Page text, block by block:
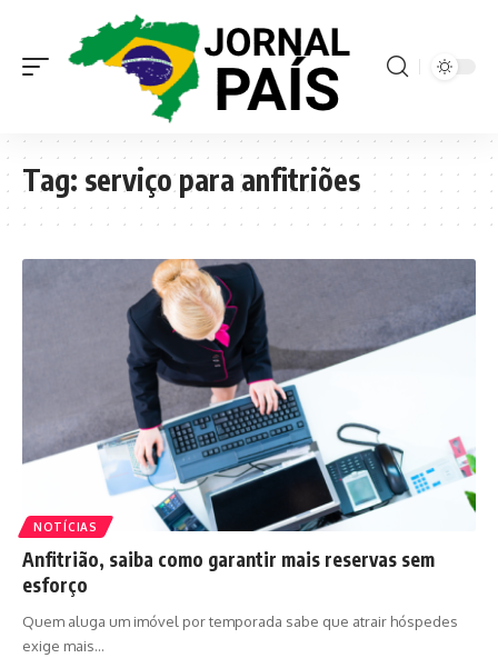
Tag: serviço para anfitriões
NOTÍCIAS
Anfitrião, saiba como garantir mais reservas sem
esforço
Quem aluga um imóvel por temporada sabe que atrair hóspedes
exige mais…